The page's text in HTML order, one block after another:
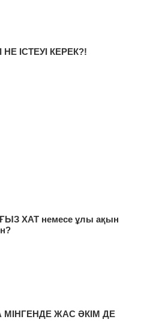
ІСТЕУІ КЕРЕК?!
ХАТ немесе ұлы ақын
МІНГЕНДЕ ЖАС ӘКІМ ДЕ